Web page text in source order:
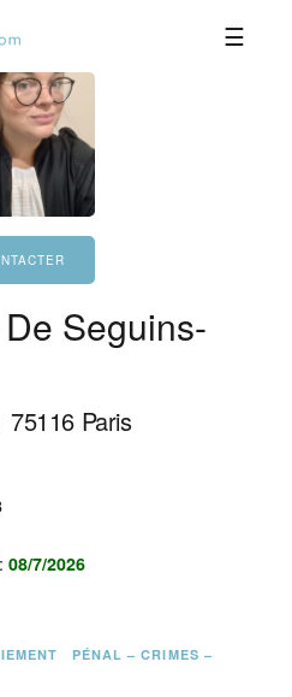
Seguins-
75116 Paris
08/7/2026
PÉNAL – CRIMES –